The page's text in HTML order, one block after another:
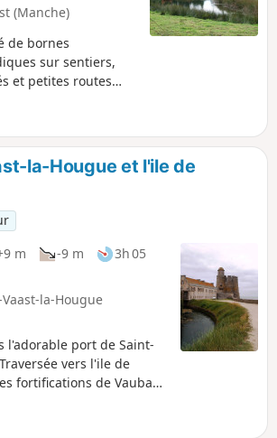
(Manche)
de bornes
sur sentiers,
et petites routes
de cette commune
la Saire.Ce
d'un projet du
d'Initiative pour
Cotentin.
la-Hougue et l'ile de
m -9 m
3h 05
la-Hougue
l'adorable port de Saint-
vers l'ile de
fortifications de Vauban.
voisins, la Manche